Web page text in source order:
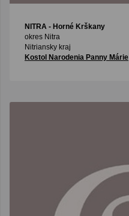
NITRA - Horné Krškany
okres Nitra
Nitriansky kraj
Kostol Narodenia Panny Márie